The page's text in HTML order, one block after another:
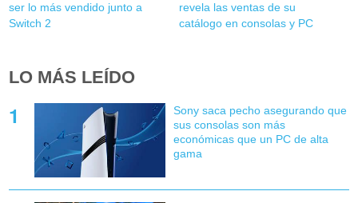
ser lo más vendido junto a
Switch 2
revela las ventas de su
catálogo en consolas y PC
LO MÁS LEÍDO
Sony saca pecho asegurando que
sus consolas son más
económicas que un PC de alta
gama